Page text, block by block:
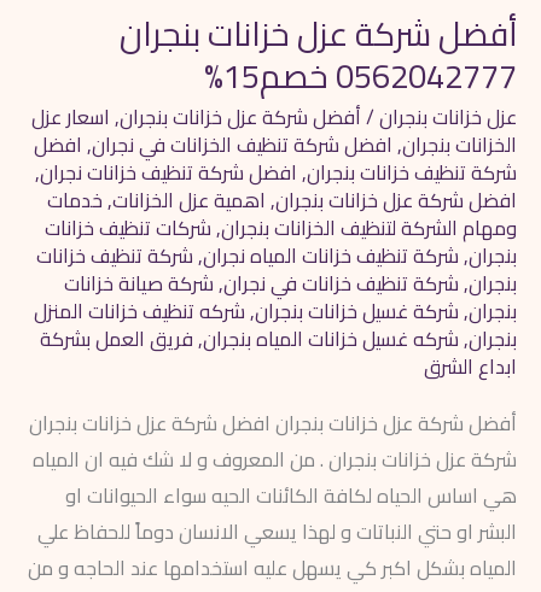
أفضل شركة عزل خزانات بنجران
0562042777 خصم15%
عزل خزانات بنجران/أفضل شركة عزل خزانات بنجران, اسعار عزل
الخزانات بنجران, افضل شركة تنظيف الخزانات في نجران, افضل
شركة تنظيف خزانات بنجران, افضل شركة تنظيف خزانات نجران,
افضل شركة عزل خزانات بنجران, اهمية عزل الخزانات,خدمات
ومهام الشركة لتنظيف الخزانات بنجران,شركات تنظيف خزانات
بنجران,شركة تنظيف خزانات المياه نجران,شركة تنظيف خزانات
بنجران,شركة تنظيف خزانات في نجران,شركة صيانة خزانات
بنجران,شركة غسيل خزانات بنجران,شركه تنظيف خزانات المنزل
بنجران,شركه غسيل خزانات المياه بنجران,فريق العمل بشركة
ابداع الشرق
أفضل شركة عزل خزانات بنجران افضل شركة عزل خزانات بنجران
شركة عزل خزانات بنجران . من المعروف و لا شك فيه ان المياه
هي اساس الحياه لكافة الكائنات الحيه سواء الحيوانات او
البشر او حتي النباتات و لهذا يسعي الانسان دوماً للحفاظ علي
المياه بشكل اكبر كي يسهل عليه استخدامها عند الحاجه و من